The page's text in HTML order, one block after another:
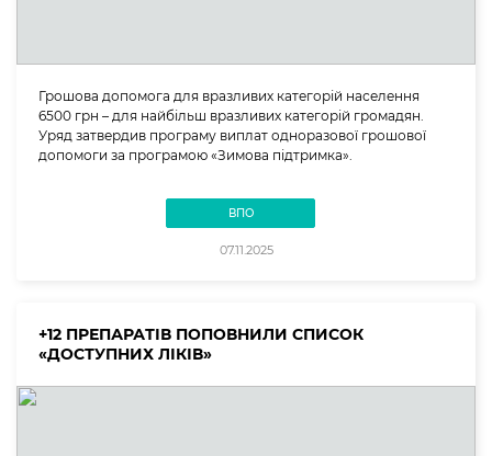
Грошова допомога для вразливих категорій населення
6500 грн – для найбільш вразливих категорій громадян.
Уряд затвердив програму виплат одноразової грошової
допомоги за програмою «Зимова підтримка».
ВПО
07.11.2025
+12 ПРЕПАРАТІВ ПОПОВНИЛИ СПИСОК
«ДОСТУПНИХ ЛІКІВ»